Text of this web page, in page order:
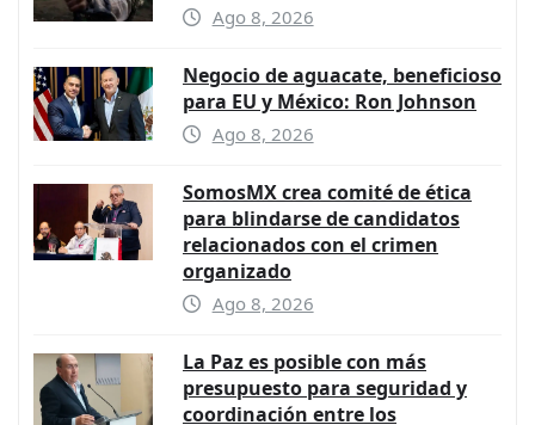
Ago 8, 2026
Negocio de aguacate, beneficioso
para EU y México: Ron Johnson
Ago 8, 2026
SomosMX crea comité de ética
para blindarse de candidatos
relacionados con el crimen
organizado
Ago 8, 2026
La Paz es posible con más
presupuesto para seguridad y
coordinación entre los